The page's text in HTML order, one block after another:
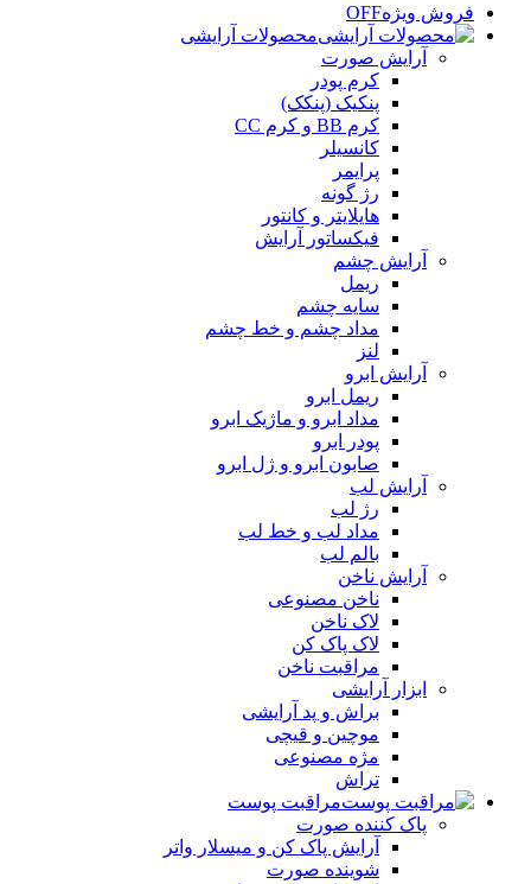
فروش ویژهOFF
محصولات آرایشی
آرایش صورت
کرم پودر
پنکیک (پنکک)
کرم BB و کرم CC
کانسیلر
پرایمر
رژ گونه
هایلایتر و کانتور
فیکساتور آرایش
آرایش چشم
ریمل
سایه چشم
مداد چشم و خط چشم
لنز
آرایش ابرو
ریمل ابرو
مداد ابرو و ماژیک ابرو
پودر ابرو
صابون ابرو و ژل ابرو
آرایش لب
رژ لب
مداد لب و خط لب
بالم لب
آرایش ناخن
ناخن مصنوعی
لاک ناخن
لاک پاک کن
مراقبت ناخن
ابزار آرایشی
براش و پد آرایشی
موچین و قیچی
مژه مصنوعی
تراش
مراقبت پوست
پاک کننده صورت
آرايش پاک کن و ميسلار واتر
شوينده صورت